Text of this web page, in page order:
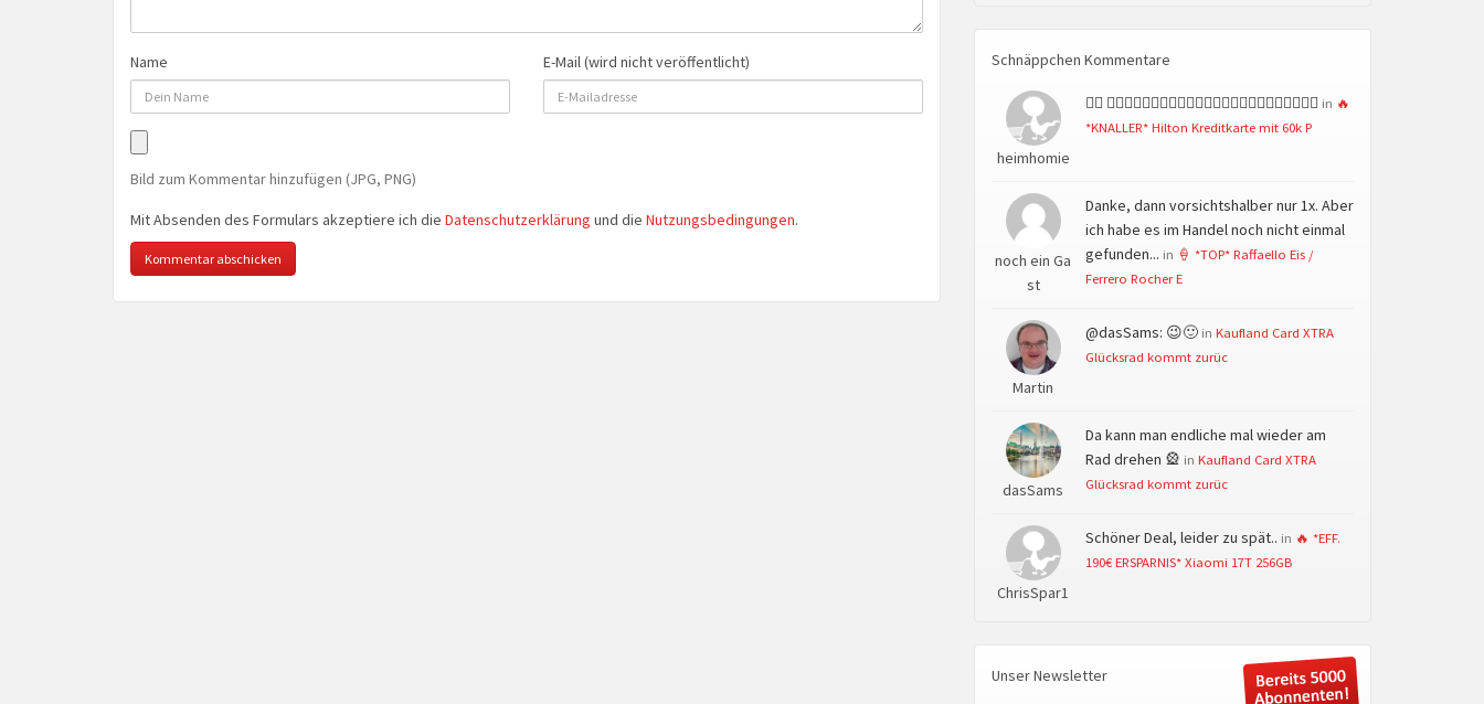
Name E-Mail (wird nicht veröffentlicht)
Bild zum Kommentar hinzufügen (JPG, PNG)
Mit Absenden des Formulars akzeptiere ich die Datenschutzerklärung und die Nutzungsbedingungen.
Schnäppchen Kommentare
heimhomie
👍🏻 👍🏻👍🏻👍🏻👍🏻👍🏻👍🏻👍🏻👍🏻👍🏻👍🏻👍🏻👍🏻 in 🔥
*KNALLER* Hilton Kreditkarte mit 60k P
noch ein Ga
st
Danke, dann vorsichtshalber nur 1x. Aber
ich habe es im Handel noch nicht einmal
gefunden... in 🍦 *TOP* Raffaello Eis /
Ferrero Rocher E
Martin
@dasSams: 😉🙂 in Kaufland Card XTRA
Glücksrad kommt zurüc
dasSams
Da kann man endliche mal wieder am
Rad drehen 🎡 in Kaufland Card XTRA
Glücksrad kommt zurüc
ChrisSpar1
Schöner Deal, leider zu spät.. in 🔥 *EFF.
190€ ERSPARNIS* Xiaomi 17T 256GB
Unser Newsletter